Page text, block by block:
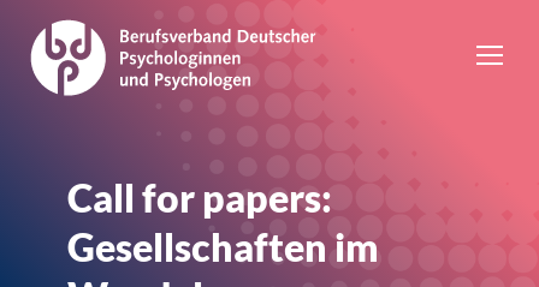
Call for papers:
Gesellschaften im